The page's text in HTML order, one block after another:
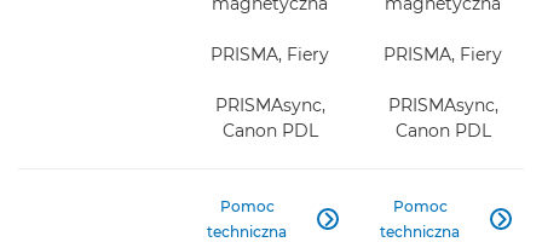
PRISMA, Fiery
PRISMAsync,
Canon PDL
PRISMA, Fiery
PRISMAsync,
Canon PDL
Pomoc
techniczna

Pomoc
techniczna
